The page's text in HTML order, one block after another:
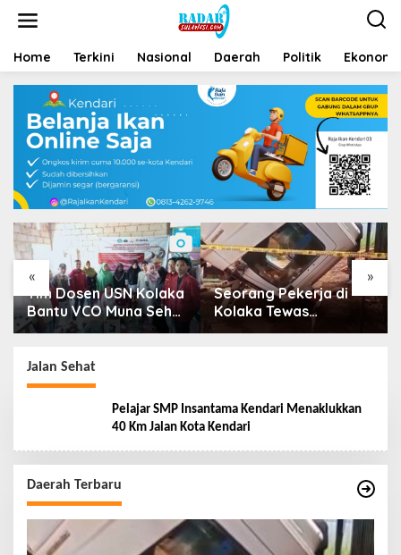
Home Terkini Nasional Daerah Politik
« »
Tim Dosen USN Kolaka
Bantu VCO Muna Sehat
Go Nasional
Seorang Pekerja di
Kolaka Tewas
Tertimpa Kepala Mobil
Jalan Sehat
Pelajar SMP Insantama Kendari Menaklukkan
40 Km Jalan Kota Kendari
Daerah Terbaru